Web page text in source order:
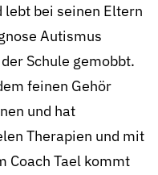
lebt bei seinen Eltern
Autismus
Schule gemobbt.
feinen Gehör
und hat
Therapien und mit
Coach Tael kommt